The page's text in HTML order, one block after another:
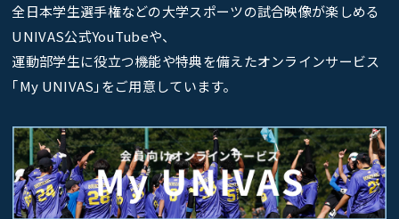
全日本学生選手権などの大学スポーツの試合映像が楽しめる
UNIVAS公式YouTubeや、
運動部学生に役立つ機能や特典を備えたオンラインサービス
｢My UNIVAS｣をご用意しています。